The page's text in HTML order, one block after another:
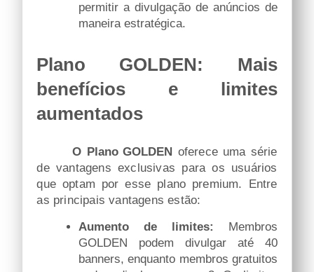
permitir a divulgação de anúncios de
maneira estratégica.
Plano GOLDEN: Mais
benefícios e limites
aumentados
Plano GOLDEN oferece uma série
de vantagens exclusivas para os usuários
que optam por esse plano premium. Entre
as principais vantagens estão:
Aumento de limites: Membros
GOLDEN podem divulgar até 40
banners, enquanto membros gratuitos